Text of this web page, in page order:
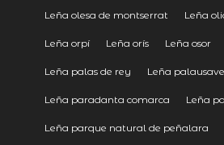
Leña olesa de montserrat Leña
Leña orpí Leña orís Leña osor
Leña palas de rey Leña
Leña paradanta comarca Leña
Leña parque natural de peñalara